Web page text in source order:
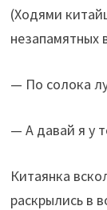
(Ходями
незапамятных
— По солока
— А давай я у
Китаянка
раскрылись в